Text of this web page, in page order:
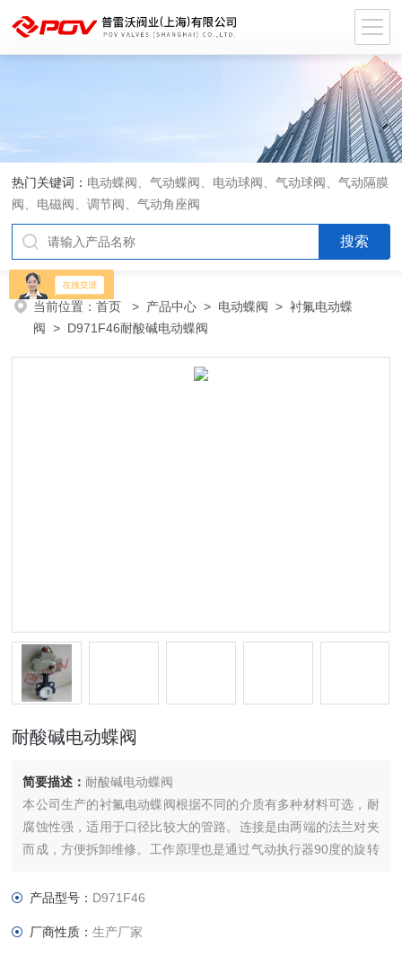
热门关键词： 电动蝶阀、气动蝶阀、电动球阀、气动球阀、气动隔膜
阀、电磁阀、调节阀、气动角座阀
当前位置：首页 > 产品中心 > 电动蝶阀 >衬氟电动蝶
阀 > D971F46耐酸碱电动蝶阀
耐酸碱电动蝶阀
简要描述： 耐酸碱电动蝶阀
本公司生产的衬氟电动蝶阀根据不同的介质有多种材料可选，耐
腐蚀性强，适用于口径比较大的管路。连接是由两端的法兰对夹
而成，方便拆卸维修。工作原理也是通过气动执行器90度的旋转
产品型号： D971F46
厂商性质：生产厂家